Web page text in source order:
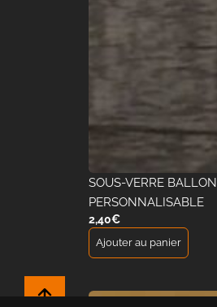
SOUS-VERRE BALLON
PERSONNALISABLE
2,40€
Ajouter au panier